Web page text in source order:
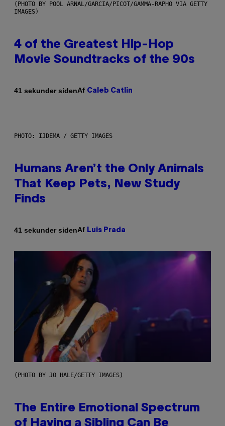
(PHOTO BY POOL ARNAL/GARCIA/PICOT/GAMMA-RAPHO VIA GETTY
IMAGES)
4 of the Greatest Hip-Hop
Movie Soundtracks of the 90s
41 sekunder sidenAf Caleb Catlin
PHOTO: IJDEMA / GETTY IMAGES
Humans Aren’t the Only Animals
That Keep Pets, New Study
Finds
41 sekunder sidenAf Luis Prada
(PHOTO BY JO HALE/GETTY IMAGES)
The Entire Emotional Spectrum
of Having a Sibling Can Be